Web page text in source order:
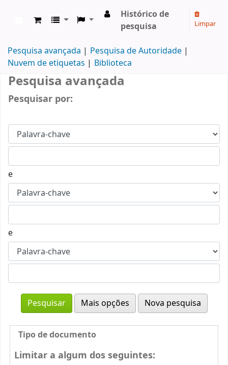
Histórico de
pesquisa
Limpar
Pesquisa avançada
Pesquisa de Autoridade
Nuvem de etiquetas
Biblioteca
Pesquisa avançada
Pesquisar por:
e
e
Mais opções Nova pesquisa
Tipo de documento
Limitar a algum dos seguintes: